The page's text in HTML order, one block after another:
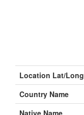
Location Lat/Long
Country Name
Native Name